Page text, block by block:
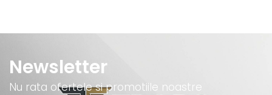
Newsletter
Nu rata ofertele si promotiile noastre